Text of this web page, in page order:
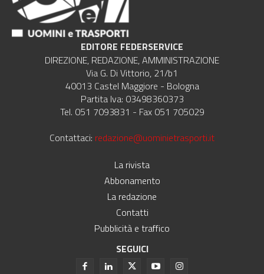
EDITORE FEDERSERVICE
DIREZIONE, REDAZIONE, AMMINISTRAZIONE
Via G. Di Vittorio, 21/b1
40013 Castel Maggiore - Bologna
Partita Iva: 03498360373
Tel. 051 7093831 - Fax 051 705029
Contattaci: redazione@uominietrasporti.it
La rivista
Abbonamento
La redazione
Contatti
Pubblicità e traffico
SEGUICI